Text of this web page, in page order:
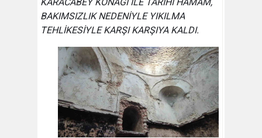
BAKIMSIZLIK NEDENİYLE YIKILMA
TEHLİKESİYLE KARŞI KARŞIYA KALDI.